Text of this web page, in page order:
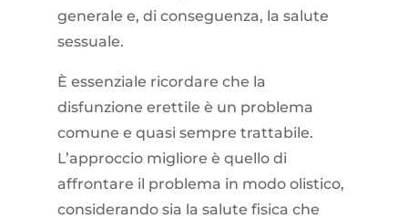
generale e, di conseguenza, la salute
sessuale.
È essenziale ricordare che la
disfunzione erettile è un problema
comune e quasi sempre trattabile.
L’approccio migliore è quello di
affrontare il problema in modo olistico,
considerando sia la salute fisica che